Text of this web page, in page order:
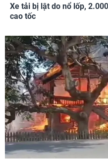
Xe tải bị lật do nổ lốp,
cao tốc